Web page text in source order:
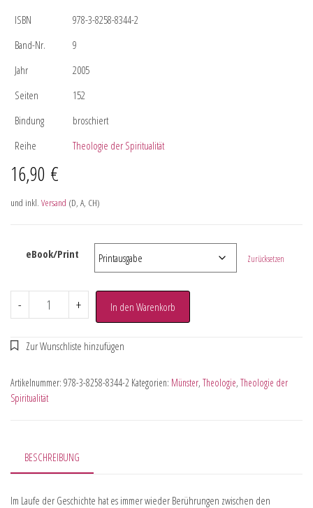
ISBN
978-3-8258-8344-2
Band-Nr.
9
Jahr
2005
Seiten
152
Bindung
broschiert
Reihe
Theologie der Spiritualität
16,90 €
und inkl. Versand (D, A, CH)
eBook/Print Zurücksetzen
- + In den Warenkorb
Artikelnummer: 978-3-8258-8344-2 Kategorien: Münster, Theologie, Theologie der
Spiritualität
BESCHREIBUNG
Im Laufe der Geschichte hat es immer wieder Berührungen zwischen den